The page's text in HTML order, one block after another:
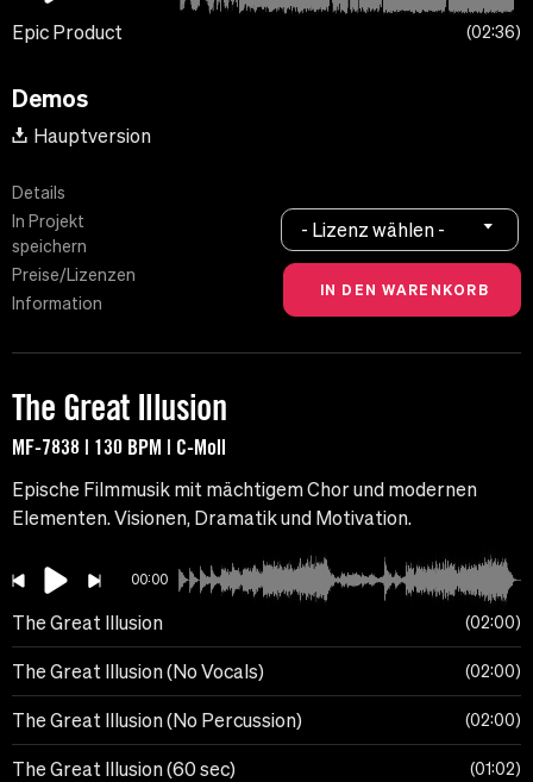
Epic Product 02:36
Demos
Hauptversion
Details
In Projekt
speichern
Preise/Lizenzen
Information
- Lizenz wählen -
The Great Illusion
MF-7838 | 130 BPM | C-Moll
Epische Filmmusik mit mächtigem Chor und modernen
Elementen. Visionen, Dramatik und Motivation.
00:00
The Great Illusion 02:00
The Great Illusion (No Vocals) 02:00
The Great Illusion (No Percussion) 02:00
The Great Illusion (60 sec) 01:02